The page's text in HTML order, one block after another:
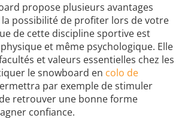
propose plusieurs avantages
possibilité de profiter lors de votre
de cette discipline sportive est
et même psychologique. Elle
et valeurs essentielles chez les
le snowboard en colo de
par exemple de stimuler
retrouver une bonne forme
confiance.